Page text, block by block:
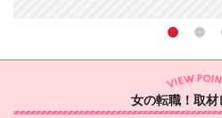
女の転職！取材